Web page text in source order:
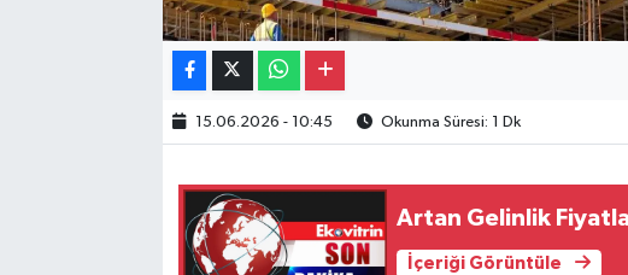
15.06.2026 - 10:45 Okunma Süresi: 1 Dk
Artan Gelinlik
İçeriği Görüntüle